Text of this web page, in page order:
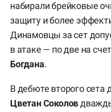
набирали брейковые
защиту и более
Динамовцы за сет
в атаке — по две на
Богдана.
В дебюте второго сета
Цветан Соколов